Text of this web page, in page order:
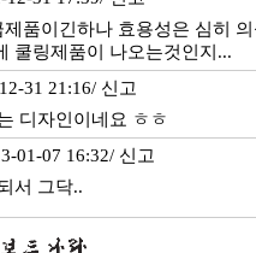
품이긴하나 효용성은 심히
쿨링제품이 나오는것인지...
31 21:16/ 신고
디자인이네요 ㅎㅎ
01-07 16:32/ 신고
서 그닥..